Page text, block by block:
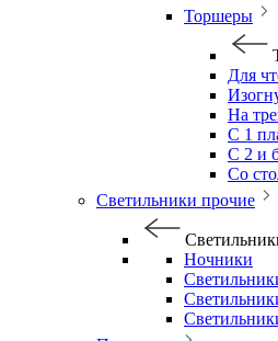
Торшеры
Для
На
С 1
С 2 и
Со
Светильники прочие
Ночники